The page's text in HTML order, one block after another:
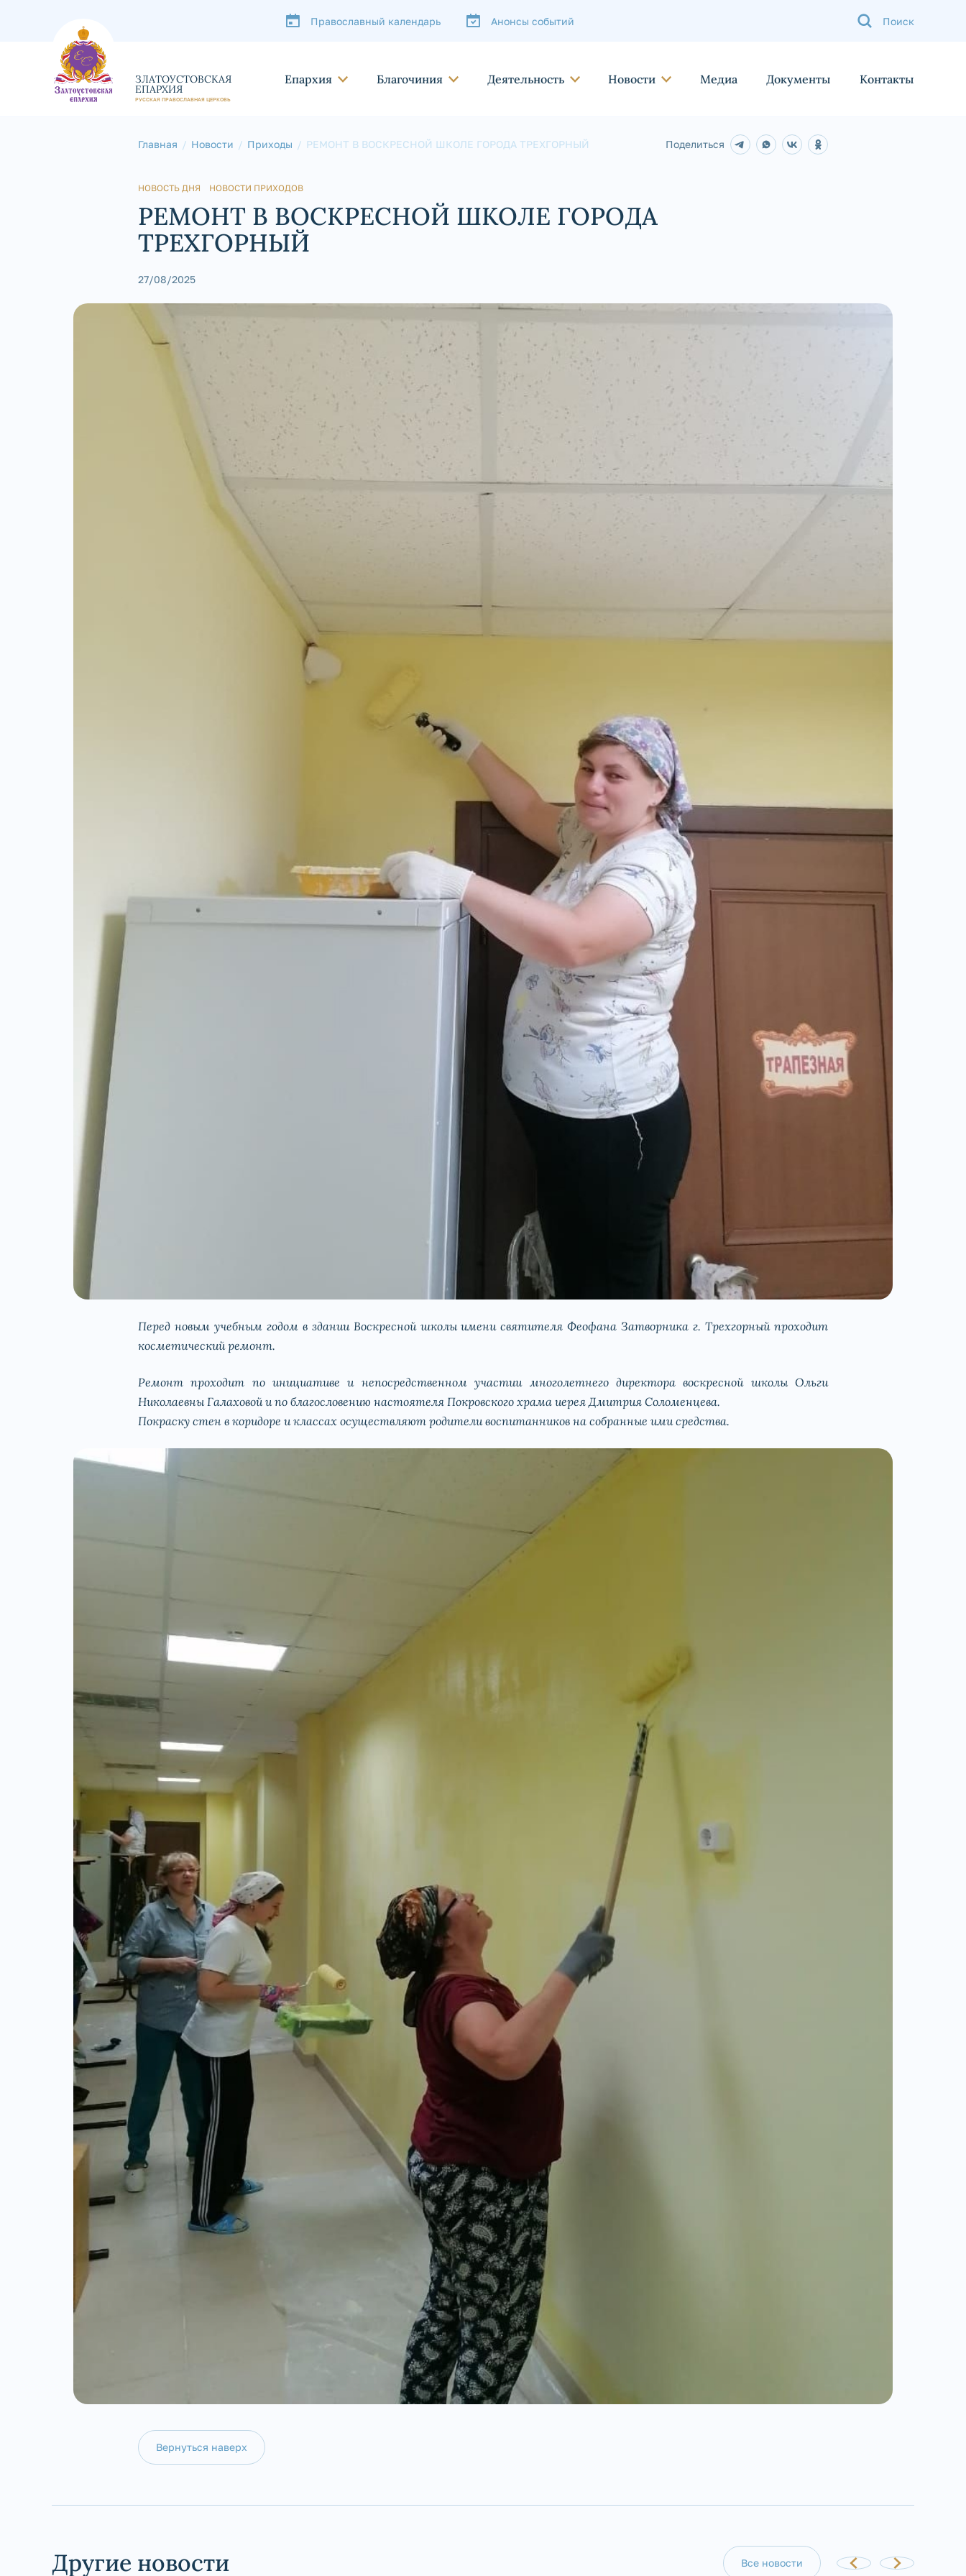
Православный календарь Анонсы событий
ЗЛАТОУСТОВСКАЯ
ЕПАРХИЯ
РУССКАЯ ПРАВОСЛАВНАЯ ЦЕРКОВЬ
Епархия Благочиния Деятельность Новости Медиа Документы Контакты
Главная Новости Приходы РЕМОНТ В ВОСКРЕСНОЙ ШКОЛЕ ГОРОДА ТРЕХГОРНЫЙ Поделиться
НОВОСТЬ ДНЯ НОВОСТИ ПРИХОДОВ
РЕМОНТ В ВОСКРЕСНОЙ ШКОЛЕ ГОРОДА
ТРЕХГОРНЫЙ
27/08/2025
Перед новым учебным годом в здании Воскресной школы имени святителя Феофана Затворника г. Трехгорный проходит
косметический ремонт.
Ремонт проходит по инициативе и непосредственном участии многолетнего директора воскресной школы Ольги
Николаевны Галаховой и по благословению настоятеля Покровского храма иерея Дмитрия Соломенцева.
Покраску стен в коридоре и классах осуществляют родители воспитанников на собранные ими средства.
Вернуться наверх
Другие новости Все новости